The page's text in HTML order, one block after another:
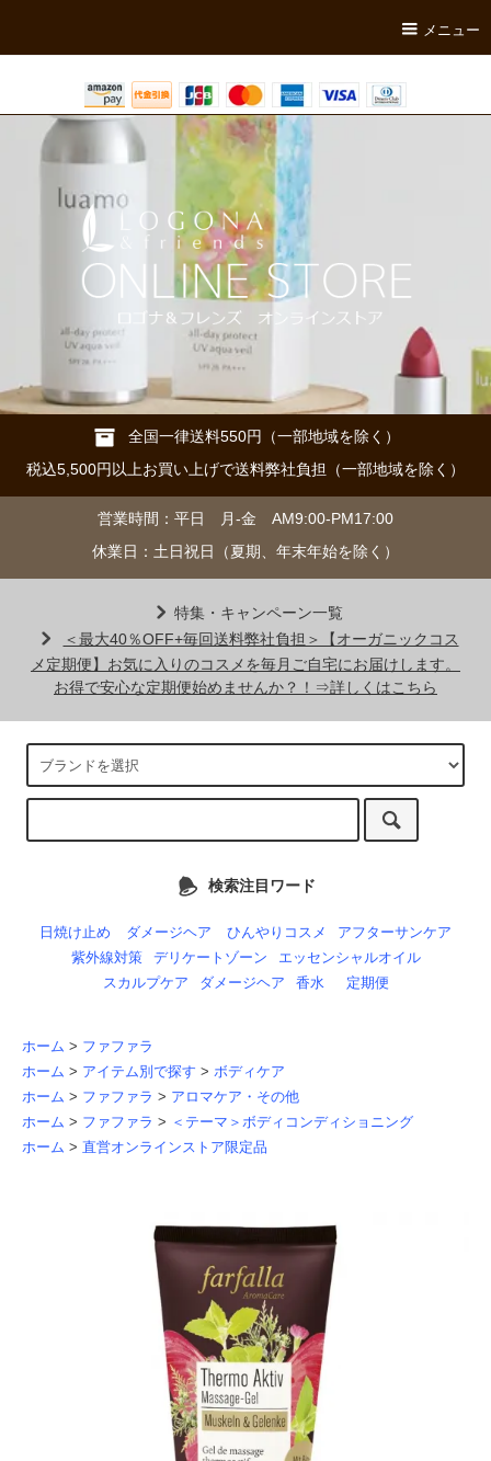
メニュー
全国一律送料550円（一部地域を除く）
税込5,500円以上お買い上げで送料弊社負担（一部地域を除く）
営業時間：平日 月-金 AM9:00-PM17:00
休業日：土日祝日（夏期、年末年始を除く）
特集・キャンペーン一覧
＜最大40％OFF+毎回送料弊社負担＞【オーガニックコス
メ定期便】お気に入りのコスメを毎月ご自宅にお届けします。
お得で安心な定期便始めませんか？！⇒詳しくはこちら
検索注目ワード
日焼け止め ダメージヘア ひんやりコスメ
アフターサンケア
紫外線対策
デリケートゾーン
エッセンシャルオイル
スカルプケア
ダメージヘア 香水 定期便
ホーム > ファファラ
ホーム > アイテム別で探す > ボディケア
ホーム > ファファラ > アロマケア・その他
ホーム > ファファラ > ＜テーマ＞ボディコンディショニング
ホーム > 直営オンラインストア限定品